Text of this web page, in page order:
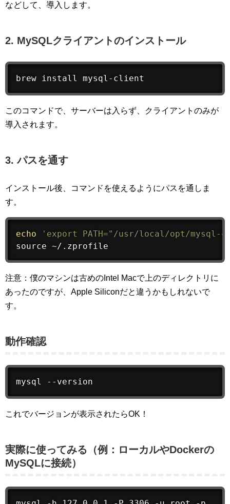
などして、導入します。
2. MySQLクライアントのインストール
brew install mysql-client
このコマンドで、サーバーは入らず、クライアントのみが
導入されます。
3. パスを通す
インストール後、コマンドを使えるようにパスを通しま
す。
echo
'export PATH="/usr/local/opt/
source ~/.zprofile
注意：僕のマシンは古めのIntel Macで上のディレクトリに
あったのですが、Apple Siliconだと違うかもしれないで
す。
動作確認
mysql --version
これでバージョンが表示されたらOK！
実際に使ってみる（例：ローカルやDockerの
MySQLに接続）